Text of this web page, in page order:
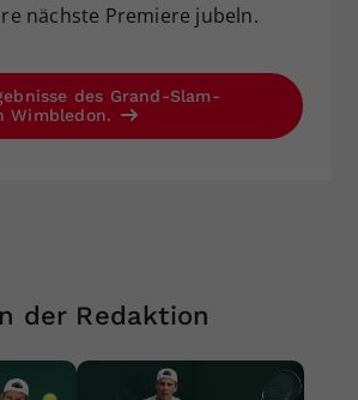
nächste Premiere jubeln.
des Grand-Slam-
Wimbledon.
der Redaktion